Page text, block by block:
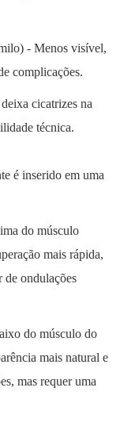
- Menos visível,
complicações.
cicatrizes na
técnica.
é inserido em uma
do músculo
mais rápida,
de ondulações
do músculo do
mais natural e
mas requer uma